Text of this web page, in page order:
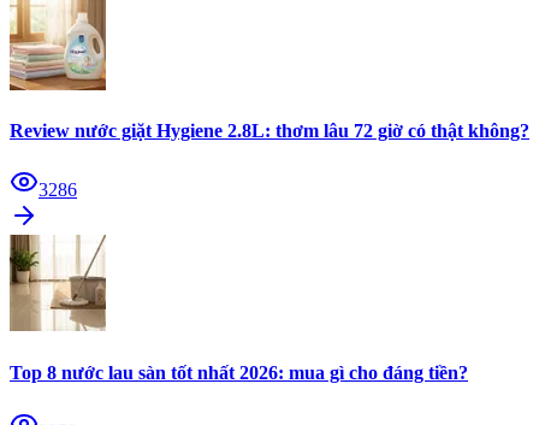
Review nước giặt Hygiene 2.8L: thơm lâu 72 giờ có thật không?
3286
Top 8 nước lau sàn tốt nhất 2026: mua gì cho đáng tiền?